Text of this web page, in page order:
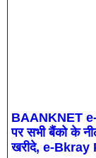
BAANKNET e-
पर सभी बैंको के
खरीदे, e-